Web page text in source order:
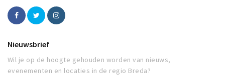
Nieuwsbrief
Wil je op de hoogte gehouden worden van nieuws,
evenementen en locaties in de regio Breda?